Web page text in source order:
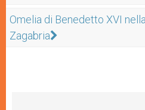
Omelia di Benedetto XVI
Zagabria